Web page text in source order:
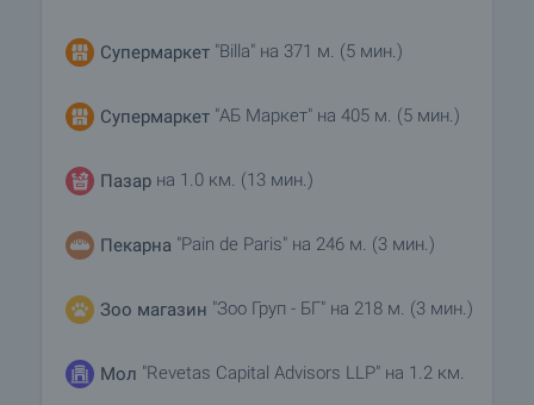
Супермаркет "Billa" на 371 м. (5 мин.)
Супермаркет "АБ Маркет" на 405 м. (5 мин.)
Пазар на 1.0 км. (13 мин.)
Пекарна "Pain de Paris" на 246 м. (3 мин.)
Зоо магазин "Зоо Груп - БГ" на 218 м. (3 мин.)
Мол "Revetas Capital Advisors LLP" на 1.2 км.